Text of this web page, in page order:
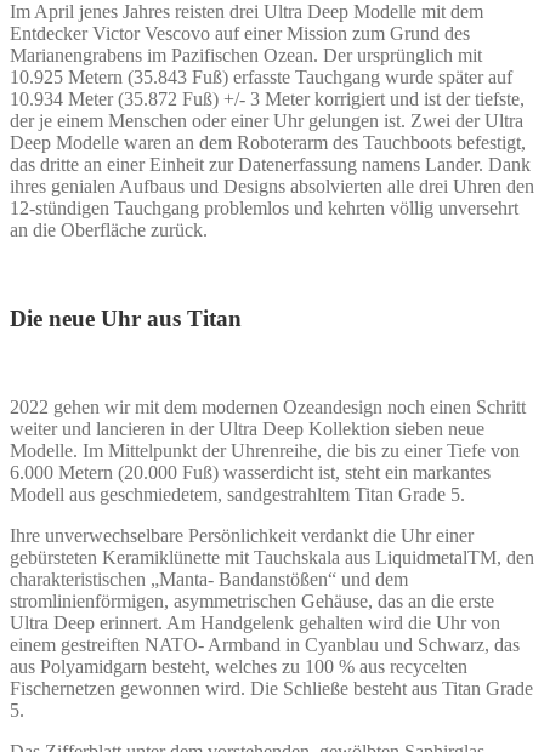
Im April jenes Jahres reisten drei Ultra Deep Modelle mit dem
Entdecker Victor Vescovo auf einer Mission zum Grund des
Marianengrabens im Pazifischen Ozean. Der ursprünglich mit
10.925 Metern (35.843 Fuß) erfasste Tauchgang wurde später auf
10.934 Meter (35.872 Fuß) +/- 3 Meter korrigiert und ist der tiefste,
der je einem Menschen oder einer Uhr gelungen ist. Zwei der Ultra
Deep Modelle waren an dem Roboterarm des Tauchboots befestigt,
das dritte an einer Einheit zur Datenerfassung namens Lander. Dank
ihres genialen Aufbaus und Designs absolvierten alle drei Uhren den
12-stündigen Tauchgang problemlos und kehrten völlig unversehrt
an die Oberfläche zurück.
Die neue Uhr aus Titan
2022 gehen wir mit dem modernen Ozeandesign noch einen Schritt
weiter und lancieren in der Ultra Deep Kollektion sieben neue
Modelle. Im Mittelpunkt der Uhrenreihe, die bis zu einer Tiefe von
6.000 Metern (20.000 Fuß) wasserdicht ist, steht ein markantes
Modell aus geschmiedetem, sandgestrahltem Titan Grade 5.
Ihre unverwechselbare Persönlichkeit verdankt die Uhr einer
gebürsteten Keramiklünette mit Tauchskala aus LiquidmetalTM, den
charakteristischen „Manta- Bandanstößen“ und dem
stromlinienförmigen, asymmetrischen Gehäuse, das an die erste
Ultra Deep erinnert. Am Handgelenk gehalten wird die Uhr von
einem gestreiften NATO- Armband in Cyanblau und Schwarz, das
aus Polyamidgarn besteht, welches zu 100 % aus recycelten
Fischernetzen gewonnen wird. Die Schließe besteht aus Titan Grade
5.